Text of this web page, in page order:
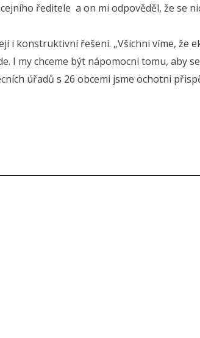
ředitele a on mi odpověděl, že se
i konstruktivní řešení. „Všichni víme, že
I my chceme být nápomocni tomu, aby
úřadů s 26 obcemi jsme ochotni